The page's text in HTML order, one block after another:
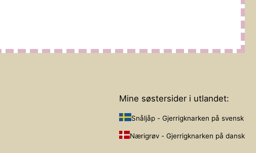
Mine søstersider i utlandet:
Snåljåp - Gjerrigknarken på svensk
Nærigrøv - Gjerrigknarken på dansk